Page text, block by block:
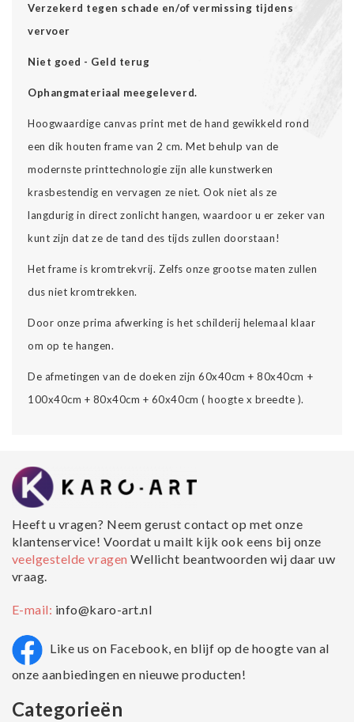
Verzekerd tegen schade en/of vermissing tijdens
vervoer
Niet goed - Geld terug
Ophangmateriaal meegeleverd.
Hoogwaardige canvas print met de hand gewikkeld rond
een dik houten frame van 2 cm. Met behulp van de
modernste printtechnologie zijn alle kunstwerken
krasbestendig en vervagen ze niet. Ook niet als ze
langdurig in direct zonlicht hangen, waardoor u er zeker van
kunt zijn dat ze de tand des tijds zullen doorstaan!
Het frame is kromtrekvrij. Zelfs onze grootse maten zullen
dus niet kromtrekken.
Door onze prima afwerking is het schilderij helemaal klaar
om op te hangen.
De afmetingen van de doeken zijn 60x40cm + 80x40cm +
100x40cm + 80x40cm + 60x40cm ( hoogte x breedte ).
Heeft u vragen? Neem gerust contact op met onze
klantenservice! Voordat u mailt kijk ook eens bij onze
veelgestelde vragenWellicht beantwoorden wij daar uw
vraag.
E-mail: info@karo-art.nl
Like us on Facebook, en blijf op de hoogte van al
onze aanbiedingen en nieuwe producten!
Categorieën